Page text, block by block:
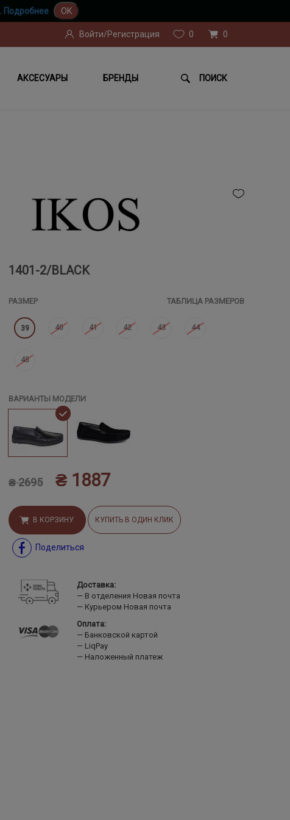
Подробнее OK
Войти/Регистрация 0 0
АКСЕСУАРЫ БРЕНДЫ ПОИСК
1401-2/BLACK
РАЗМЕР ТАБЛИЦА РАЗМЕРОВ
39 40 41 42 43 44
45
ВАРИАНТЫ МОДЕЛИ
₴ 2695 ₴ 1887
В КОРЗИНУ КУПИТЬ В ОДИН КЛИК
Поделиться
Доставка:
В отделения Новая почта
Курьером Новая почта
Оплата:
Банковской картой
LiqPay
Наложенный платеж